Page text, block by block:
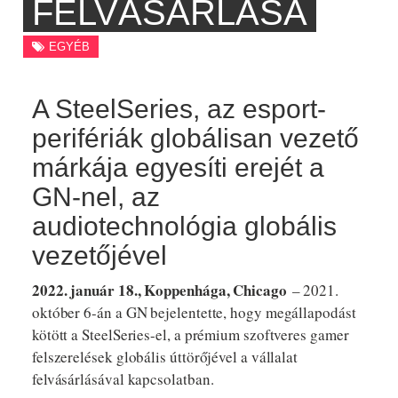
FELVÁSÁRLÁSA
EGYÉB
A SteelSeries, az esport-
perifériák globálisan vezető
márkája egyesíti erejét a
GN-nel, az
audiotechnológia globális
vezetőjével
2022. január 18., Koppenhága, Chicago – 2021.
október 6-án a GN bejelentette, hogy megállapodást
kötött a SteelSeries-el, a prémium szoftveres gamer
felszerelések globális úttörőjével a vállalat
felvásárlásával kapcsolatban.